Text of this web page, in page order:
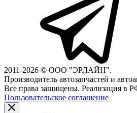
2011-2026 © ООО "ЭРЛАЙН".
Производитель автозапчастей и
Все права защищены. Реализация в
Пользовательское соглашение